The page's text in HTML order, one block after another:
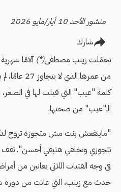
منشور الأحد 10 أيار/مايو 2026
شارك
تحمّلت زينب مصطفى(*)آلامًا
من عمرها
كلمة "عيب" التي قيلت لها في
الـ"عيب" من صحتها.
"ماينفعش بنت مش متجوزة تروح
تتجوزي وتخلفي هتبقي أحسن". تقف
في وجه الفتيات اللاتي يعانين من
حدث مع زينب، التي عانت من دورة